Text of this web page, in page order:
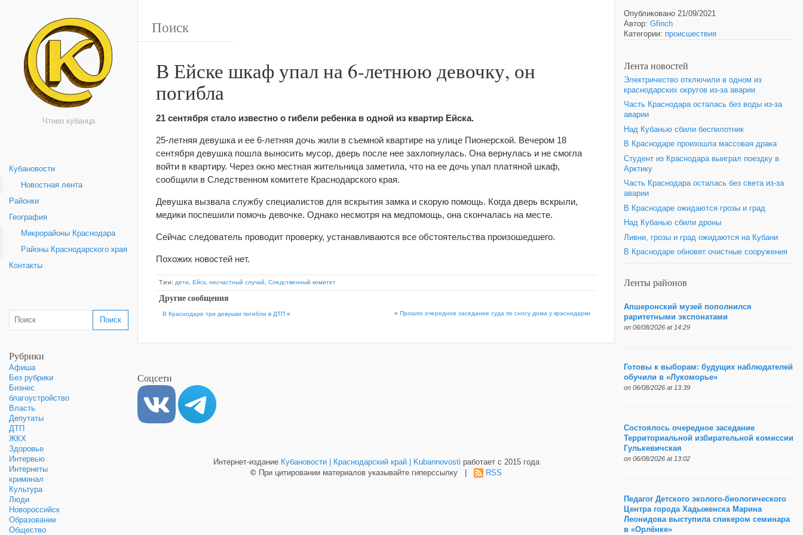
Чтиво кубанца
Кубановости
Новостная лента
Районки
География
Микрорайоны Краснодара
Районы Краснодарского края
Контакты
Рубрики
Афиша
Без рубрики
Бизнес
благоустройство
Власть
Депутаты
ДТП
ЖКХ
Здоровье
Интервью
Интернеты
криминал
Культура
Люди
Новороссийск
Образование
Общество
В Ейске шкаф упал на 6-летнюю девочку, он
погибла
21 сентября стало известно о гибели ребенка в одной из квартир Ейска.
25-летняя девушка и ее 6-летняя дочь жили в съемной квартире на улице Пионерской. Вечером 18
сентября девушка пошла выносить мусор, дверь после нее захлопнулась. Она вернулась и не смогла
войти в квартиру. Через окно местная жительница заметила, что на ее дочь упал платяной шкаф,
сообщили в Следственном комитете Краснодарского края.
Девушка вызвала службу специалистов для вскрытия замка и скорую помощь. Когда дверь вскрыли,
медики поспешили помочь девочке. Однако несмотря на медпомощь, она скончалась на месте.
Сейчас следователь проводит проверку, устанавливаются все обстоятельства произошедшего.
Похожих новостей нет.
Тэги: дети Ейск несчастный случай Следственный комитет
Другие сообщения
В Краснодаре три девушки погибли в ДТП « » Прошло очередное заседание суда по сносу дома у краснодарки
Опубликовано 21/09/2021
Автор: Gfinch
Категории: происшествия
Лента новостей
Электричество отключили в одном из
краснодарских округов из-за аварии
Часть Краснодара осталась без воды из-за
аварии
Над Кубанью сбили беспилотник
В Краснодаре произошла массовая драка
Студент из Краснодара выиграл поездку в
Арктику
Часть Краснодара осталась без света из-за
аварии
В Краснодаре ожидаются грозы и град
Над Кубанью сбили дроны
Ливни, грозы и град ожидаются на Кубани
В Краснодаре обновят очистные сооружения
Ленты районов
Апшеронский музей пополнился
раритетными экспонатами
on 06/08/2026 at 14:29
Готовы к выборам: будущих наблюдателей
обучили в «Лукоморье»
on 06/08/2026 at 13:39
Состоялось очередное заседание
Территориальной избирательной комиссии
Гулькевичская
on 06/08/2026 at 13:02
Педагог Детского эколого-биологического
Центра города Хадыженска Марина
Леонидова выступила спикером семинара
в «Орлёнке»
Соцсети
Интернет-издание Кубановости | Краснодарский край | Kubannovosti работает с 2015 года
© При цитировании материалов указывайте гиперссылку | RSS